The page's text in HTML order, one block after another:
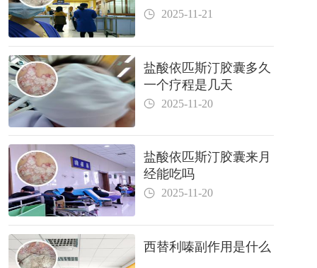
2025-11-21
盐酸依匹斯汀胶囊多久
一个疗程是几天
2025-11-20
盐酸依匹斯汀胶囊来月
经能吃吗
2025-11-20
西替利嗪副作用是什么